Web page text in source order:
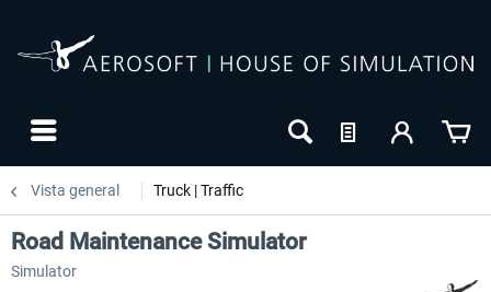
Vista general Truck | Traffic
Road Maintenance Simulator
Simulator